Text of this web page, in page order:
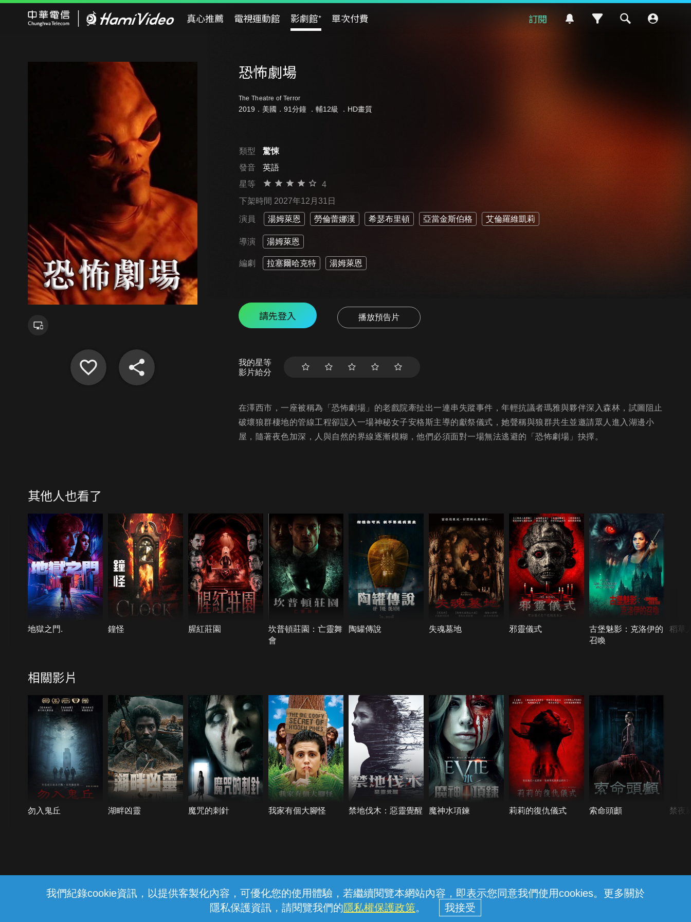
我們紀錄cookie資訊，以提供客製化內容，可優化您的使用體驗，若繼續閱覽本網站內容，即表示您同意我們使用cookies。更多關於
隱私保護資訊，請閱覽我們的隱私權保護政策。
真心推薦 電視運動館 影劇館⁺ 單次付費 訂閱
恐怖劇場
The Theatre of Terror
2019．美國．91分鐘 ． 輔12級 ．HD畫質
類型
驚悚
發音
英語
星等
4
下架時間 2027年12月31日
演員 湯姆萊恩 勞倫蕾娜漢 希瑟布里頓 亞當金斯伯格 艾倫羅維凱莉
導演 湯姆萊恩
編劇 拉塞爾哈克特 湯姆萊恩
請先登入 播放預告片
我的星等
影片給分
在澤西市，一座被稱為「恐怖劇場」的老戲院牽扯出一連串失蹤事件，年輕抗議者瑪雅與夥伴深入森林，試圖阻止
破壞狼群棲地的管線工程卻誤入一場神秘女子安格斯主導的獻祭儀式，她聲稱與狼群共生並邀請眾人進入湖邊小
屋，隨著夜色加深，人與自然的界線逐漸模糊，他們必須面對一場無法逃避的「恐怖劇場」抉擇。
其他人也看了
地獄之門. 鐘怪 腥紅莊園
坎普頓莊園：亡靈舞
會
陶罐傳說 失魂墓地 邪靈儀式
古堡魅影：克洛伊的
召喚
稻草
相關影片
勿入鬼丘 湖畔凶靈 魔咒的刺針 我家有個大腳怪 禁地伐木：惡靈覺醒 魔神水項鍊 莉莉的復仇儀式 索命頭顱 禁夜
線上客服 服務條款 隱私權保護
中華電信股份有限公司個人家庭分公司 (統一編號：96979949) © 2026